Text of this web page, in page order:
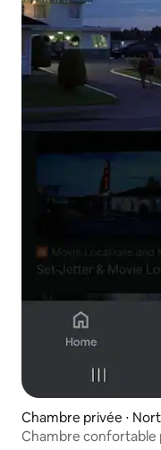
Chambre privée ⋅
Chambre confortable